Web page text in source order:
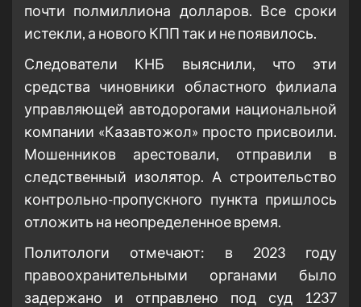
почти полмиллиона долларов. Все сроки
истекли, а нового КПП так и не появилось.
Следователи КНБ выяснили, что эти
средства чиновники областного филиала
управляющей автодорогами национальной
компании «Казавтожол» просто присвоили.
Мошенников арестовали, отправили в
следственный изолятор. А строительство
контрольно-пропускного пункта пришлось
отложить на неопределенное время.
Политологи отмечают: в 2023 году
правоохранительными органами было
задержано и отправлено под суд 1237